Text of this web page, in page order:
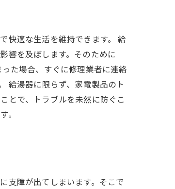
快適な生活を維持できます。 給
響を及ぼします。そのために
た場合、すぐに修理業者に連絡
給湯器に限らず、家電製品のト
とで、トラブルを未然に防ぐこ
。
支障が出てしまいます。そこで